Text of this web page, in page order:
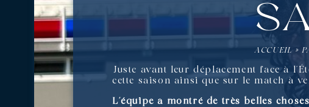
ACCUEIL »
Juste avant leur déplacement face à
cette saison ainsi que sur le match à
L’équipe a montré de très belles